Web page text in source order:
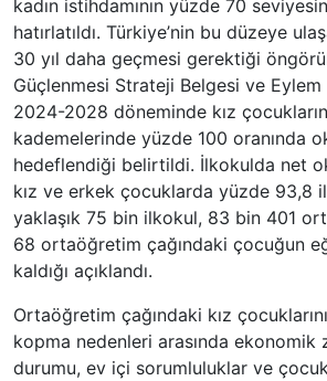
kadın istihdamının yüzde 70
hatırlatıldı. Türkiye’nin bu düzeye
30 yıl daha geçmesi gerektiği
Güçlenmesi Strateji Belgesi ve Eylem
2024-2028 döneminde kız
kademelerinde yüzde 100 oranında
hedeflendiği belirtildi. İlkokulda net
kız ve erkek çocuklarda yüzde 93,8
yaklaşık 75 bin ilkokul, 83 bin 401
68 ortaöğretim çağındaki çocuğun
kaldığı açıklandı.
Ortaöğretim çağındaki kız
kopma nedenleri arasında ekonomik
durumu, ev içi sorumluluklar ve